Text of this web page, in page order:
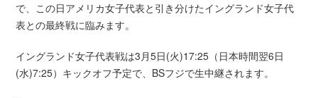
で、この日アメリカ女子代表と引き分けたイングランド女子代
表との最終戦に臨みます。
イングランド女子代表戦は3月5日(火)17:25（日本時間翌6日
(水)7:25）キックオフ予定で、BSフジで生中継されます。